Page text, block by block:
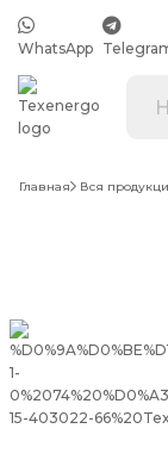
WhatsApp
Главная Вся